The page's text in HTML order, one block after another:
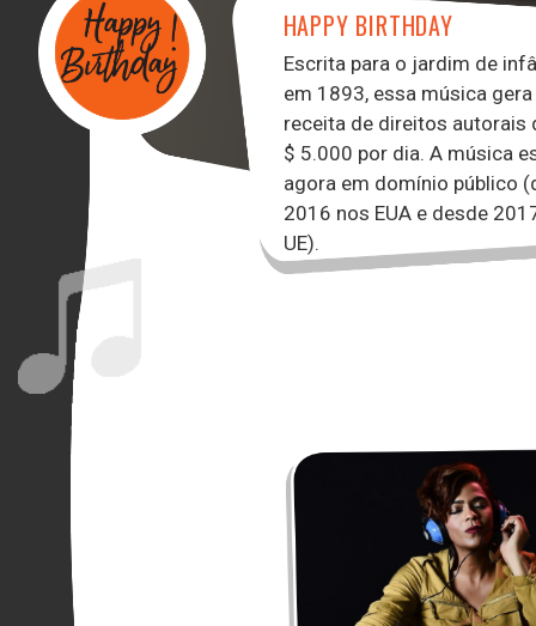
HAPPY BIRTHDAY
Escrita para o jardim de
em 1893, essa música
receita de direitos autorais
$ 5.000 por dia. A música
agora em domínio público
2016 nos EUA e desde
UE).